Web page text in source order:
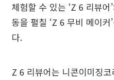
체험할 수 있는 ‘Z 6 리뷰
동을 펼칠 ‘Z 6 무비 메이
다.
Z 6 리뷰어는 니콘이미징